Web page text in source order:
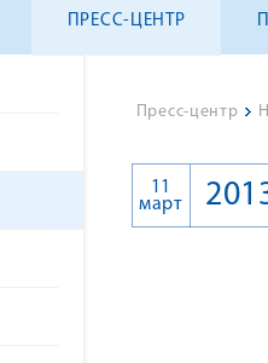
ПРЕСС-ЦЕНТР
Пресс-центр >
11
март